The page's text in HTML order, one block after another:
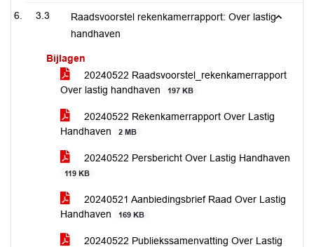
3.3
Raadsvoorstel rekenkamerrapport: Over lastig
handhaven
Bijlagen
20240522 Raadsvoorstel_rekenkamerrapport
Over lastig handhaven
197 KB
20240522 Rekenkamerrapport Over Lastig
Handhaven
2 MB
20240522 Persbericht Over Lastig Handhaven
119 KB
20240521 Aanbiedingsbrief Raad Over Lastig
Handhaven
169 KB
20240522 Publiekssamenvatting Over Lastig